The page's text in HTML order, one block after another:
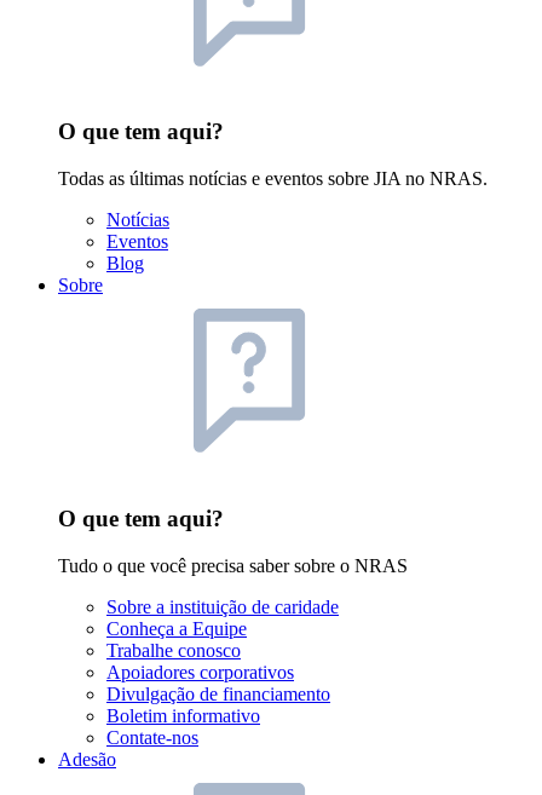
O que tem aqui?
Todas as últimas notícias e eventos sobre JIA no NRAS.
Notícias
Eventos
Blog
Sobre
O que tem aqui?
Tudo o que você precisa saber sobre o NRAS
Sobre a instituição de caridade
Conheça a Equipe
Trabalhe conosco
Apoiadores corporativos
Divulgação de financiamento
Boletim informativo
Contate-nos
Adesão